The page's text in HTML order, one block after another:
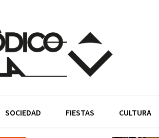
SOCIEDAD FIESTAS CULTURA